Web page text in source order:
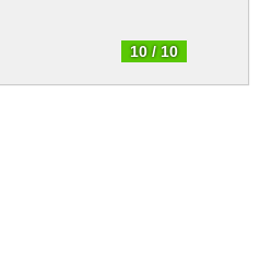
10 / 10